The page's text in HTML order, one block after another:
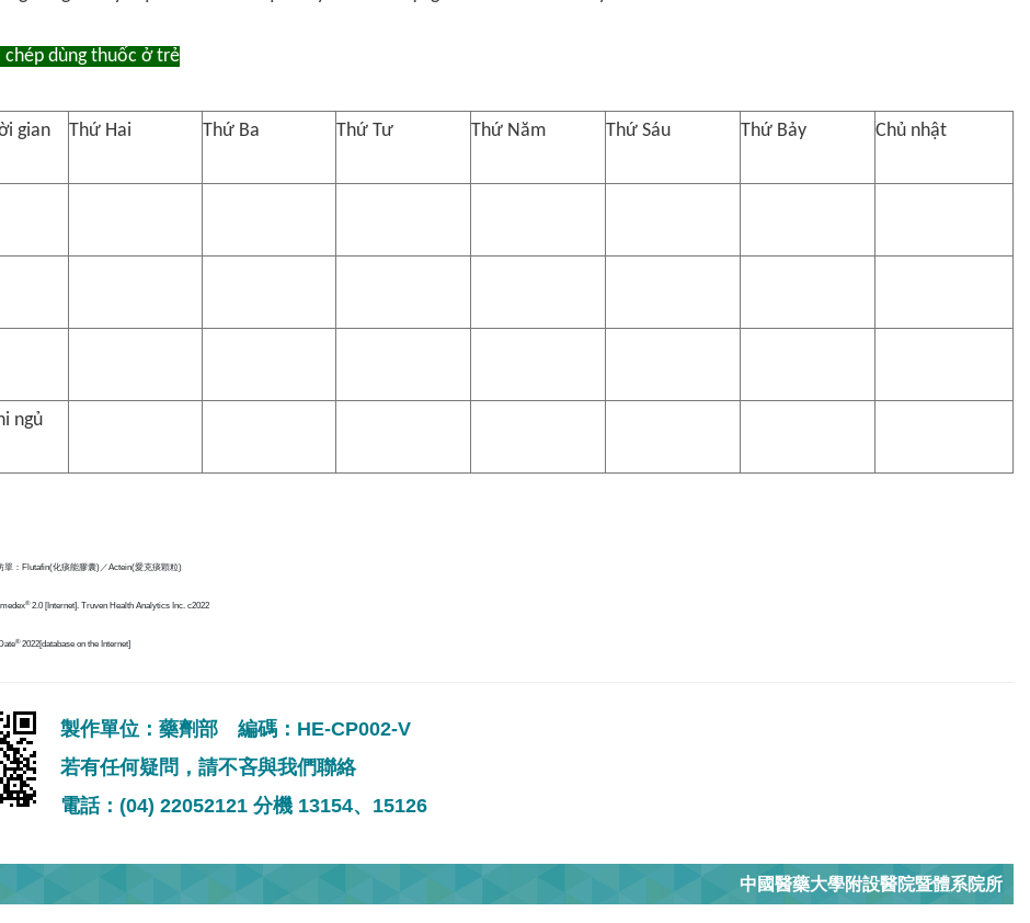
chép dùng thuốc ở trẻ
gian Thứ Hai Thứ Ba Thứ Tư Thứ Năm Thứ Sáu Thứ Bảy Chủ nhật
ngủ
單：Flutafin(化痰能膠囊)／Actein(愛克痰顆粒)
®2.0 [Internet]. Truven Health Analytics Inc. c2022
®2022[database on the Internet]
製作單位：藥劑部 編碼：HE-CP002-V
若有任何疑問，請不吝與我們聯絡
電話：(04) 22052121 分機 13154、15126
中國醫藥大學附設醫院暨體系院所